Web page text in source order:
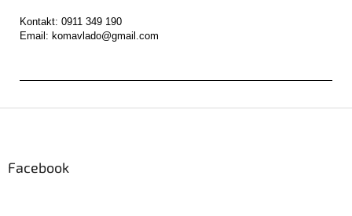
Kontakt: 0911 349 190
Facebook